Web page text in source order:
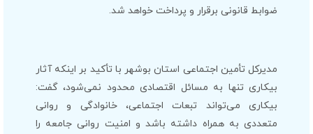
ضوابط قانونی برقرار و پرداخت خواهد شد.
مدیرکل تأمین اجتماعی استان بوشهر با تأکید بر اینکه آثار
بیکاری تنها به مسائل اقتصادی محدود نمی‌شود، گفت:
بیکاری می‌تواند تبعات اجتماعی، خانوادگی و روانی
متعددی به همراه داشته باشد و امنیت روانی جامعه را